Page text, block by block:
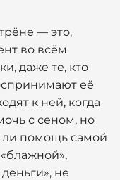
— это,
во всём
даже те, кто
её
к ней, когда
с сеном, но
ли помощь самой
не